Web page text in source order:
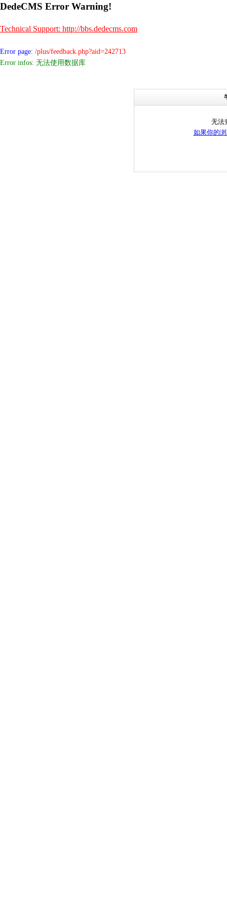
DedeCMS Error Warning!
Technical Support: http://bbs.dedecms.com
Error page: /plus/feedback.php?aid=242713
Error infos: 无法使用数据库
无法
如果你的